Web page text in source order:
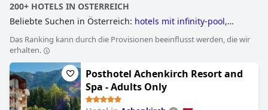
200+ HOTELS IN OSTERREICH
Beliebte Suchen in Österreich: hotels mit infinity-pool,
wasserrutsche, familienhotels,tennishotels,hotels mit
hundebetreuung
luxushotels,hotels mit fitnessstudio
pool,historische hotels,hotels, die einige nachhaltige
praktiken umgesetzt haben,skihotels an der piste
mit pool,yoga hotels,wellnesshotels ,erwachsenenhotels
romantische hotels,hotels mit aquapark,
Das Ranking kann durch die Provisionen beeinflusst werden, die wir
erhalten.
Posthotel Achenkirch Resort and
Spa - Adults Only